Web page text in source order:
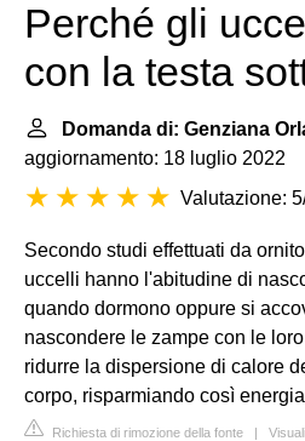
Perché gli
con la testa
Domanda di: Genziana
aggiornamento: 18 luglio 2022
Valutazione:
Secondo studi effettuati da
uccelli hanno l'abitudine di
quando dormono oppure si
nascondere le zampe con le
ridurre la dispersione di calore
corpo, risparmiando così
Richiesta di rimozione della fonte |